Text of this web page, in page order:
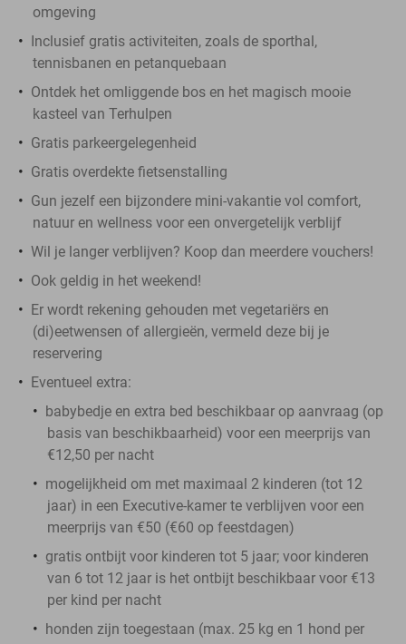
omgeving
Inclusief gratis activiteiten, zoals de sporthal,
tennisbanen en petanquebaan
Ontdek het omliggende bos en het magisch mooie
kasteel van Terhulpen
Gratis parkeergelegenheid
Gratis overdekte fietsenstalling
Gun jezelf een bijzondere mini-vakantie vol comfort,
natuur en wellness voor een onvergetelijk verblijf
Wil je langer verblijven? Koop dan meerdere vouchers!
Ook geldig in het weekend!
Er wordt rekening gehouden met vegetariërs en
(di)eetwensen of allergieën, vermeld deze bij je
reservering
Eventueel extra:
babybedje en extra bed beschikbaar op aanvraag (op
basis van beschikbaarheid) voor een meerprijs van
€12,50 per nacht
mogelijkheid om met maximaal 2 kinderen (tot 12
jaar) in een Executive-kamer te verblijven voor een
meerprijs van €50 (€60 op feestdagen)
gratis ontbijt voor kinderen tot 5 jaar; voor kinderen
van 6 tot 12 jaar is het ontbijt beschikbaar voor €13
per kind per nacht
honden zijn toegestaan (max. 25 kg en 1 hond per